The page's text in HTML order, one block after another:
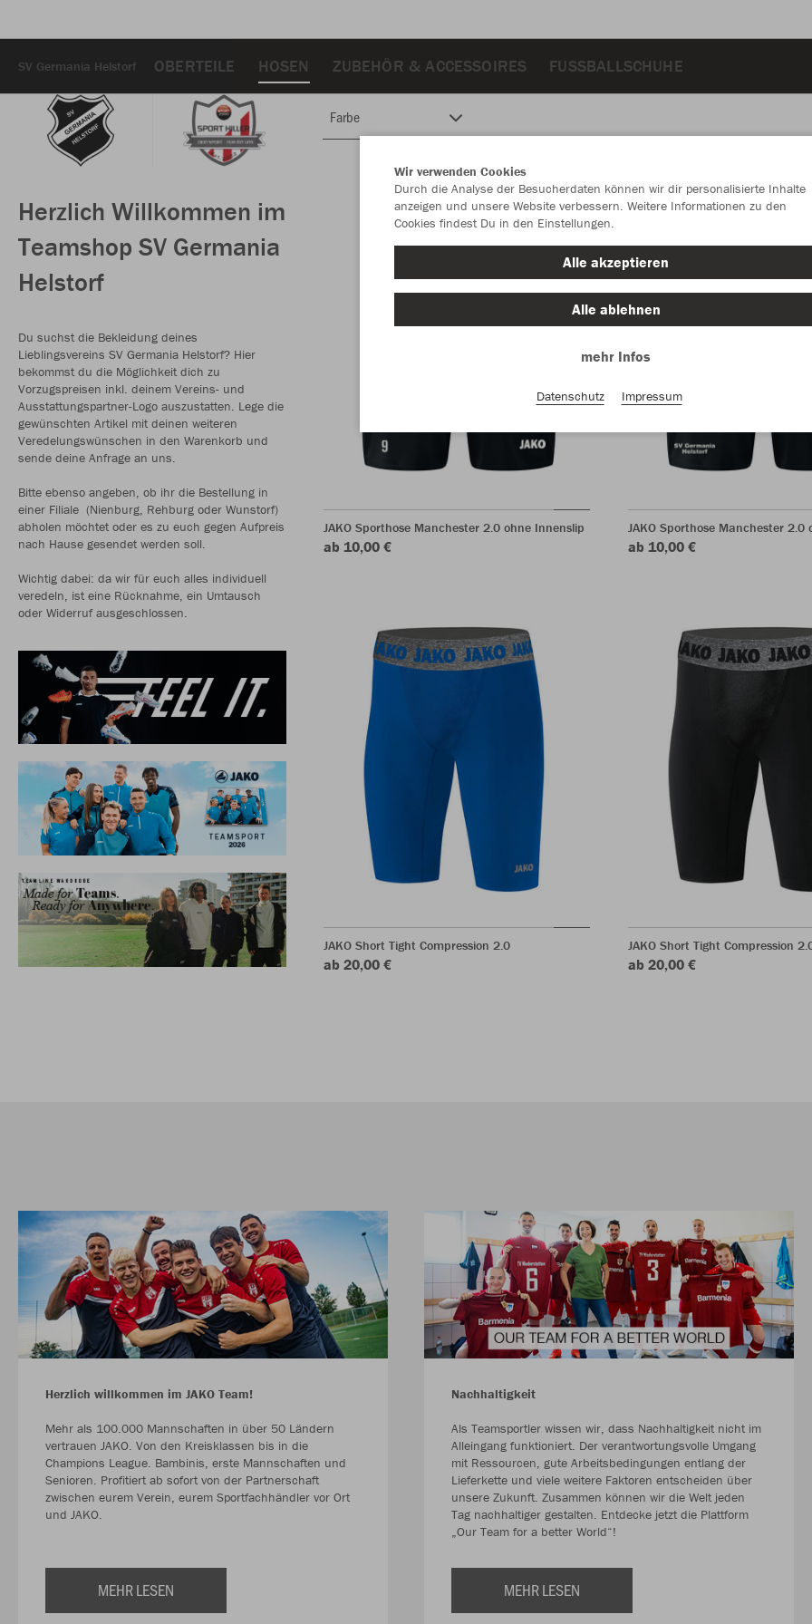
SV Germania Helstorf OBERTEILE HOSEN ZUBEHÖR & ACCESSOIRES FUSSBALLSCHUHE
Herzlich Willkommen im
Teamshop SV Germania
Helstorf
Du suchst die Bekleidung deines
Lieblingsvereins SV Germania Helstorf? Hier
bekommst du die Möglichkeit dich zu
Vorzugspreisen inkl. deinem Vereins- und
Ausstattungspartner-Logo auszustatten. Lege die
gewünschten Artikel mit deinen weiteren
Veredelungswünschen in den Warenkorb und
sende deine Anfrage an uns.
Bitte ebenso angeben, ob ihr die Bestellung in
einer Filiale (Nienburg, Rehburg oder Wunstorf)
abholen möchtet oder es zu euch gegen Aufpreis
nach Hause gesendet werden soll.
Wichtig dabei: da wir für euch alles individuell
veredeln, ist eine Rücknahme, ein Umtausch
oder Widerruf ausgeschlossen.
Farbe
JAKO Sporthose Manchester 2.0 ohne Innenslip
ab 10,00 €
JAKO Sporthose Manchester 2.0
ab 10,00 €
JAKO Short Tight Compression 2.0
ab 20,00 €
JAKO Short Tight Compression
ab 20,00 €
Herzlich willkommen im JAKO Team!
Mehr als 100.000 Mannschaften in über 50 Ländern
vertrauen JAKO. Von den Kreisklassen bis in die
Champions League. Bambinis, erste Mannschaften und
Senioren. Profitiert ab sofort von der Partnerschaft
zwischen eurem Verein, eurem Sportfachhändler vor Ort
und JAKO.
MEHR LESEN
Nachhaltigkeit
Als Teamsportler wissen wir, dass Nachhaltigkeit nicht im
Alleingang funktioniert. Der verantwortungsvolle Umgang
mit Ressourcen, gute Arbeitsbedingungen entlang der
Lieferkette und viele weitere Faktoren entscheiden über
unsere Zukunft. Zusammen können wir die Welt jeden
Tag nachhaltiger gestalten. Entdecke jetzt die Plattform
„Our Team for a better World“!
MEHR LESEN
Wir verwenden Cookies
Durch die Analyse der Besucherdaten können wir dir personalisierte Inhalte
anzeigen und unsere Website verbessern. Weitere Informationen zu den
Cookies findest Du in den Einstellungen.
Alle akzeptieren
Alle ablehnen
mehr Infos
Datenschutz Impressum